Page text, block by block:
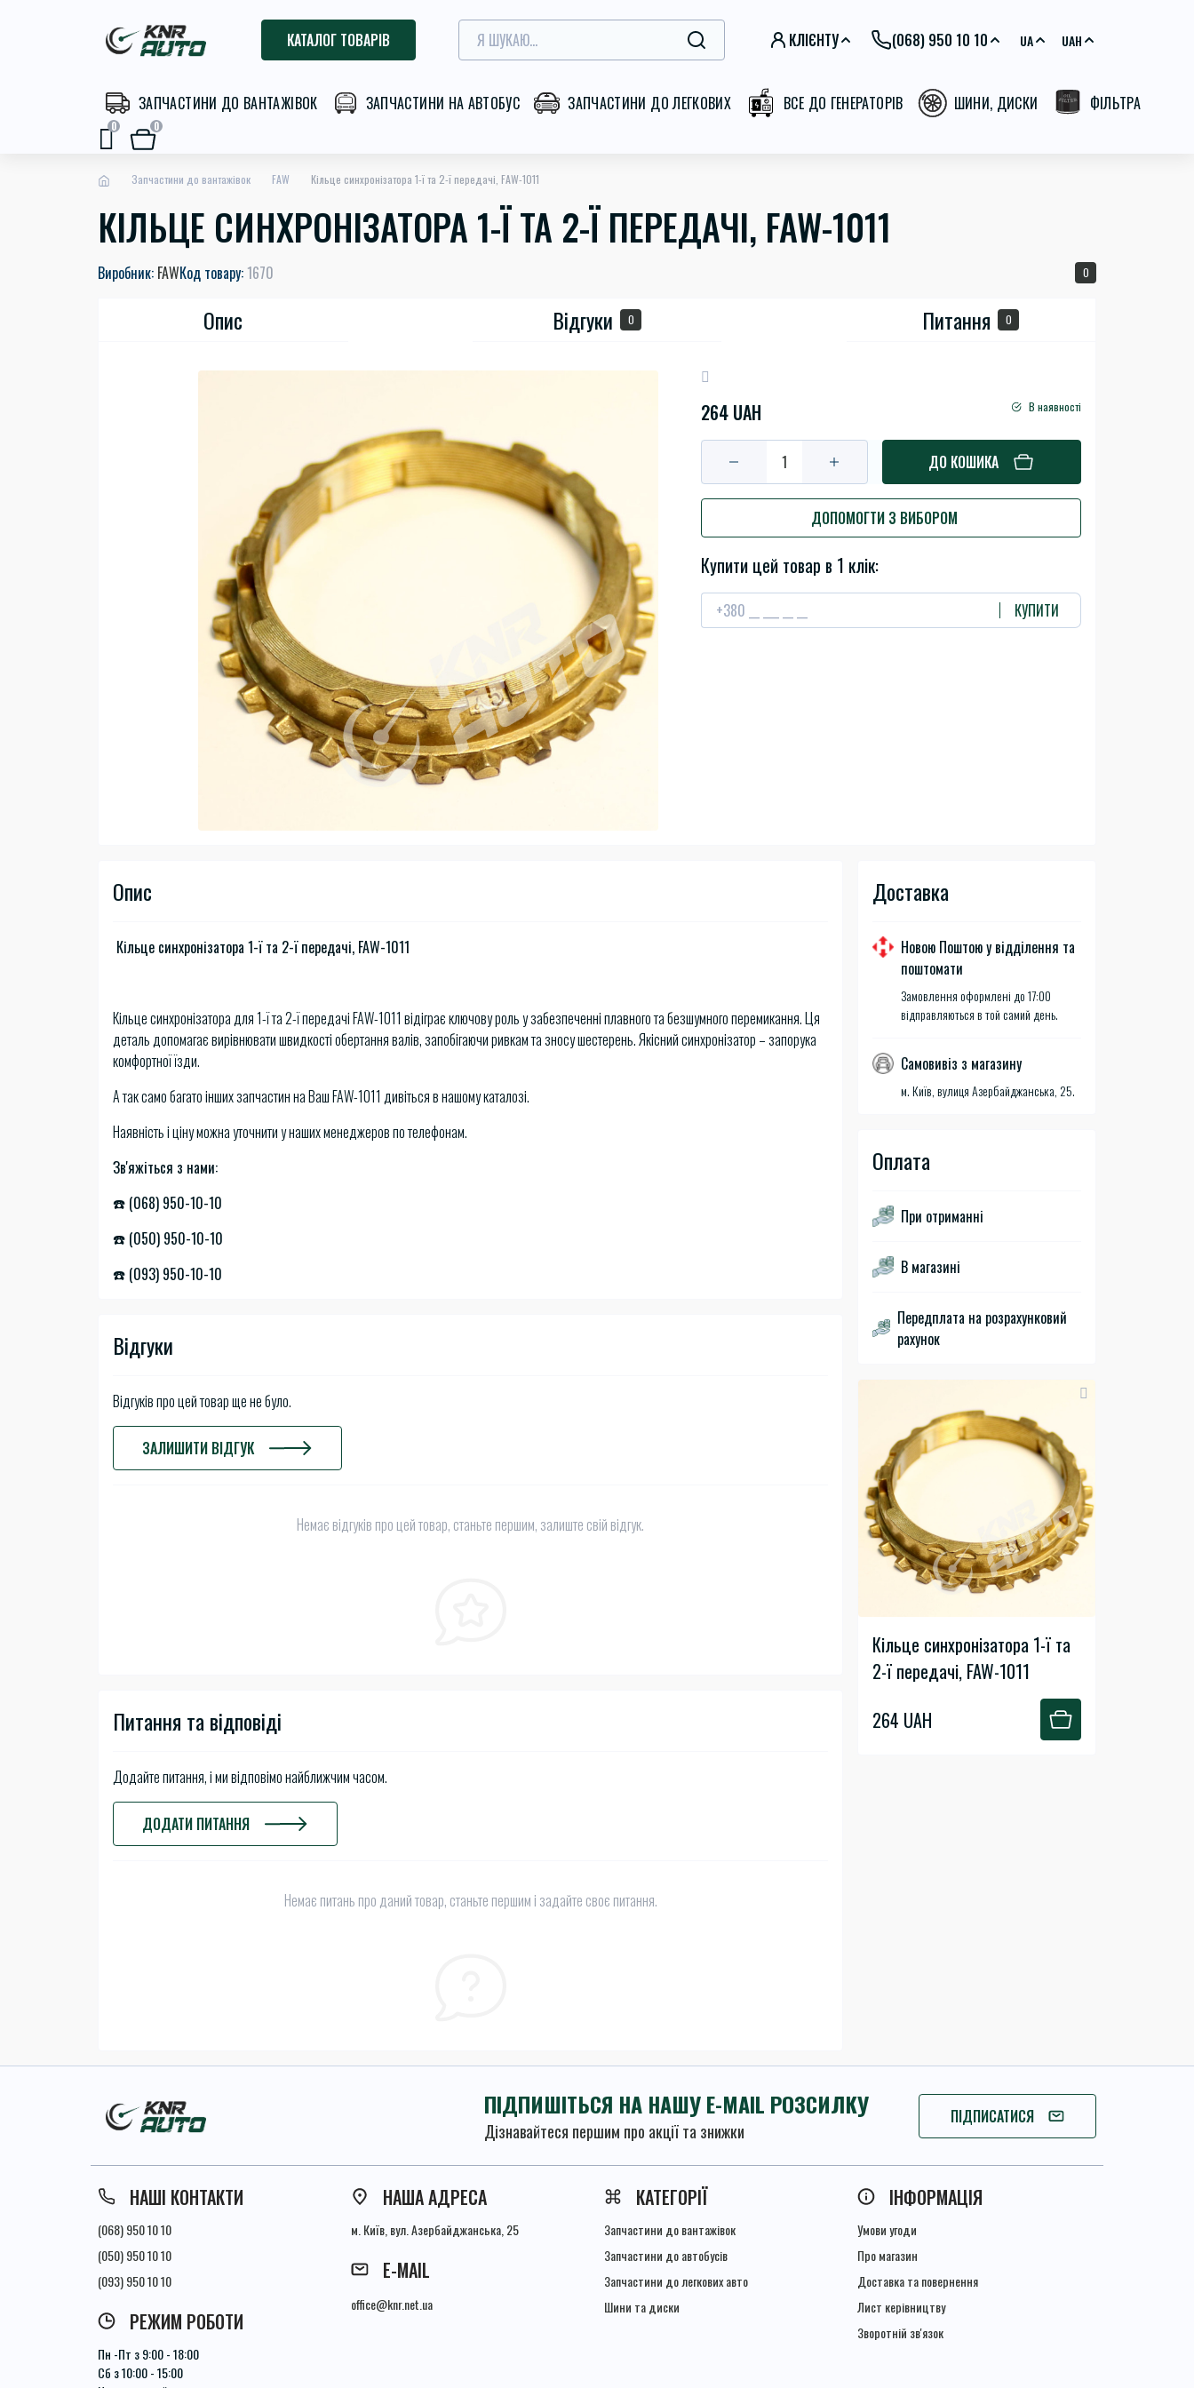
КАТАЛОГ ТОВАРІВ КЛІЄНТУ (068) 950 10 10 UA UAH
ЗАПЧАСТИНИ ДО ВАНТАЖІВОК ЗАПЧАСТИНИ НА АВТОБУС ЗАПЧАСТИНИ ДО ЛЕГКОВИХ ВСЕ ДО ГЕНЕРАТОРІВ ШИНИ, ДИСКИ ФІЛЬТРА
0 0
Запчастини до вантажівок FAW Кільце синхронізатора 1-ї та 2-ї передачі, FAW-1011
КІЛЬЦЕ СИНХРОНІЗАТОРА 1-Ї ТА 2-Ї ПЕРЕДАЧІ, FAW-1011
Виробник: FAWКод товару: 1670 0
Опис Відгуки 0 Питання 0
264 UAH В наявності
ДО КОШИКА
ДОПОМОГТИ З ВИБОРОМ
Купити цей товар в 1 клік:
КУПИТИ
Доставка
Новою Поштою у відділення та
поштомати
Замовлення оформлені до 17:00
відправляються в той самий день.
Самовивіз з магазину
м. Київ, вулиця Азербайджанська, 25.
Оплата
При отриманні
В магазині
Передплата на розрахунковий
рахунок
Кільце синхронізатора 1-ї та
2-ї передачі, FAW-1011
264 UAH
Опис
Кільце синхронізатора 1-ї та 2-ї передачі, FAW-1011
Кільце синхронізатора для 1-ї та 2-ї передачі FAW-1011 відіграє ключову роль у забезпеченні плавного та безшумного перемикання. Ця
деталь допомагає вирівнювати швидкості обертання валів, запобігаючи ривкам та зносу шестерень. Якісний синхронізатор – запорука
комфортної їзди.
А так само багато інших запчастин на Ваш FAW-1011 дивіться в нашому каталозі.
Наявність і ціну можна уточнити у наших менеджеров по телефонам.
Зв'яжіться з нами:
☎️ (068) 950-10-10
☎️ (050) 950-10-10
☎️ (093) 950-10-10
Відгуки
Відгуків про цей товар ще не було.
ЗАЛИШИТИ ВІДГУК
Немає відгуків про цей товар, станьте першим, залиште свій відгук.
Питання та відповіді
Додайте питання, і ми відповімо найближчим часом.
ДОДАТИ ПИТАННЯ
Немає питань про даний товар, станьте першим і задайте своє питання.
ПІДПИШІТЬСЯ НА НАШУ E-MAIL РОЗСИЛКУ
Дізнавайтеся першим про акції та знижки
ПІДПИСАТИСЯ
ПІДПИШІТЬСЯ
НАШІ КОНТАКТИ
(068) 950 10 10
(050) 950 10 10
(093) 950 10 10
РЕЖИМ РОБОТИ
Пн -Пт з 9:00 - 18:00
Сб з 10:00 - 15:00
НАША АДРЕСА
м. Київ, вул. Азербайджанська, 25
E-MAIL
office@knr.net.ua
КАТЕГОРІЇ
Запчастини до вантажівок
Запчастини до автобусів
Запчастини до легкових авто
Шини та диски
ІНФОРМАЦІЯ
Умови угоди
Про магазин
Доставка та повернення
Лист керівництву
Зворотній зв'язок